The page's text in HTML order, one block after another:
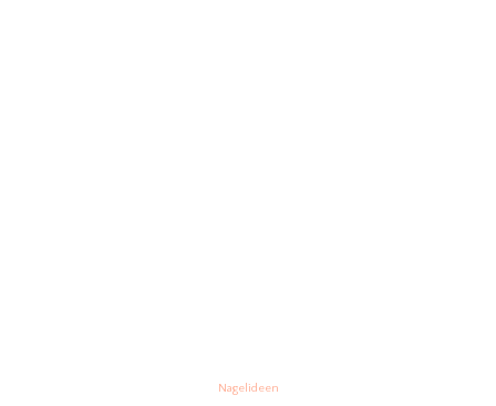
Nagelideen